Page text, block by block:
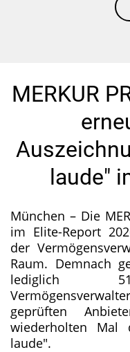
MERKUR
laude"
München – Die
im Elite-Report
der
Raum. Demnach
lediglich 51
geprüften
wiederholten Mal
laude".